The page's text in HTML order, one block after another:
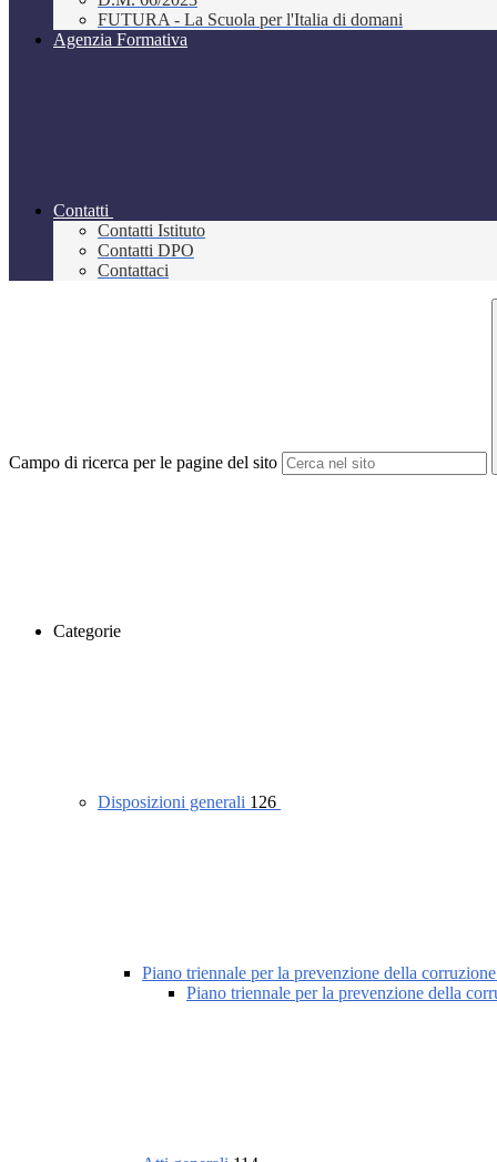
FUTURA - La Scuola per l'Italia di domani
Agenzia Formativa
Contatti
Contatti Istituto
Contatti DPO
Contattaci
Campo di ricerca per le pagine del sito
Categorie
Disposizioni generali 126
Piano triennale per la prevenzione della
Piano triennale per la prevenzione della